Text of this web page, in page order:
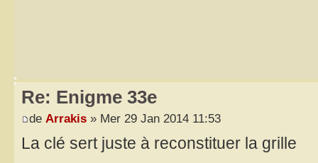
Re: Enigme 33e
de Arrakis » Mer 29 Jan 2014 11:53
La clé sert juste à reconstituer la grille